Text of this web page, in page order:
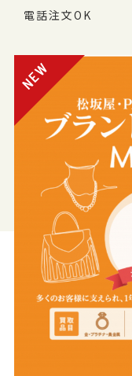
電話注文OK